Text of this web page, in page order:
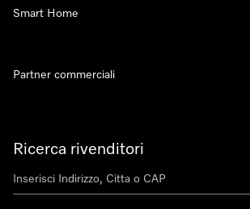
Ricerca rivenditori
Smart Home
Partner commerciali